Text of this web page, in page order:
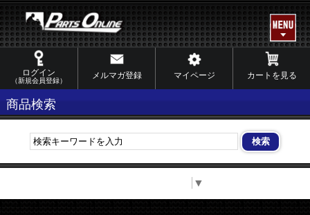
ログイン
（新規会員登録）
メルマガ登録 マイページ カートを見る
商品検索
▼